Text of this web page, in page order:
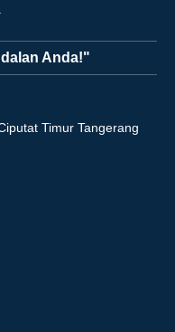
Anda!"
Timur Tangerang